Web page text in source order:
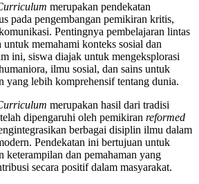
merupakan pendekatan
pada pengembangan pemikiran kritis,
Pentingnya pembelajaran lintas
memahami konteks sosial dan
ini, siswa diajak untuk mengeksplorasi
ilmu sosial, dan sains untuk
yang lebih komprehensif tentang dunia.
merupakan hasil dari tradisi
dipengaruhi oleh pemikiran reformed
berbagai disiplin ilmu dalam
Pendekatan ini bertujuan untuk
keterampilan dan pemahaman yang
secara positif dalam masyarakat.